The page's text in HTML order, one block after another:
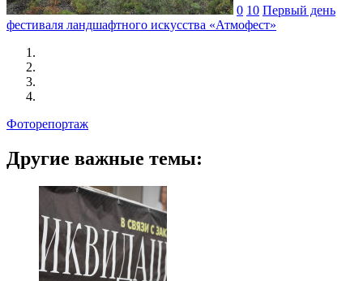
0 10 Первый день
фестиваля ландшафтного искусства «Атмофест»
Фоторепортаж
Другие важные темы: